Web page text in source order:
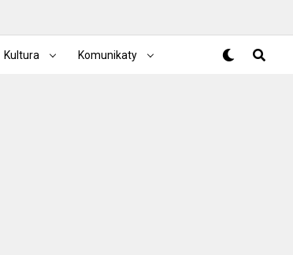
Kultura Komunikaty